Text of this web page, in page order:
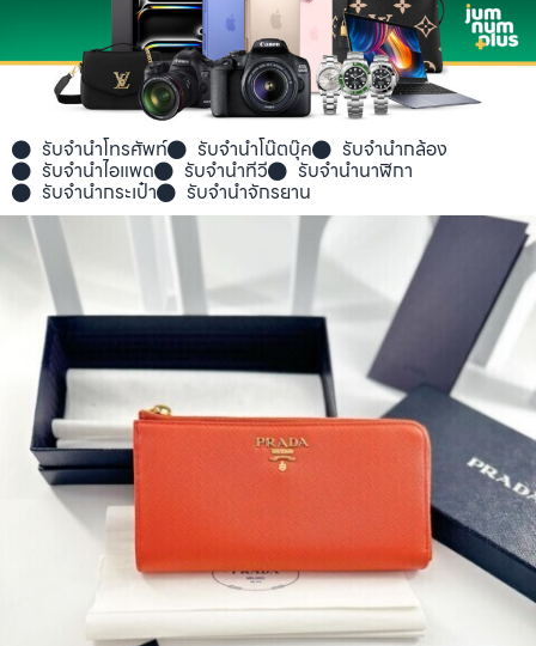
รับจำนำโทรศัพท์ รับจำนำโน๊ตบุ๊ค รับจำนำกล้อง
รับจำนำไอแพด รับจำนำทีวี รับจำนำนาฬิกา
รับจำนำกระเป๋า รับจำนำจักรยาน